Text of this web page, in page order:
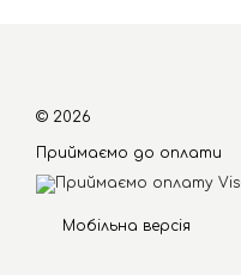
© 2026
Приймаємо до оплати
Мобільна версія